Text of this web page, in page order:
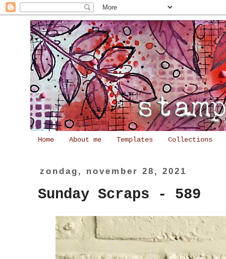
Home About me Templates Collections
zondag, november 28, 2021
Sunday Scraps - 589